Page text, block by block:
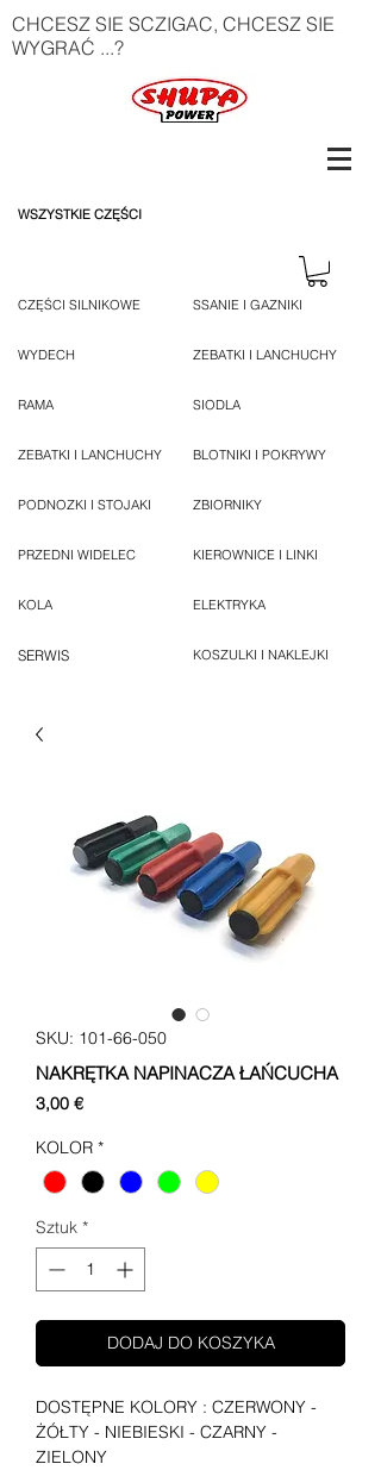
CHCESZ SIE SCZIGAC, CHCESZ SIE
WYGRAĆ ...?
WSZYSTKIE CZĘŚCI
CZĘŚCI SILNIKOWE
WYDECH
RAMA
ZEBATKI I LANCHUCHY
PODNOZKI I STOJAKI
PRZEDNI WIDELEC
KOLA
SERWIS
SSANIE I GAZNIKI
ZEBATKI I LANCHUCHY
SIODLA
BLOTNIKI I POKRYWY
ZBIORNIKY
KIEROWNICE I LINKI
ELEKTRYKA
KOSZULKI I NAKLEJKI
SKU: 101-66-050
NAKRĘTKA NAPINACZA ŁAŃCUCHA
3,00 €Cena
KOLOR *
Sztuk *
DODAJ DO KOSZYKA
DOSTĘPNE KOLORY : CZERWONY -
ŻÓŁTY - NIEBIESKI - CZARNY -
ZIELONY